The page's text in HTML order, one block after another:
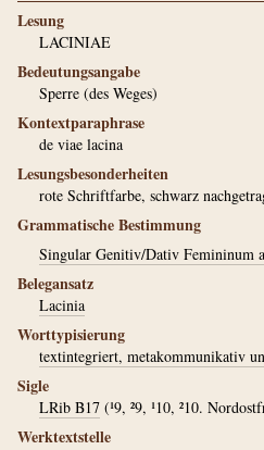
Lesung
LACINIAE
Bedeutungsangabe
Sperre (des Weges)
Kontextparaphrase
de viae lacina
Lesungsbesonderheiten
rote Schriftfarbe, schwarz
Grammatische Bestimmung
Singular Genitiv/Dativ Femininum
Belegansatz
Lacinia
Worttypisierung
textintegriert, metakommunikativ
Sigle
LRib B17 (¹9, ²9, ¹10, ²10.
Werktextstelle